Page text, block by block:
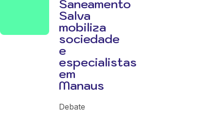
Saneamento
Salva
mobiliza
sociedade
e
especialistas
em
Manaus
Debate